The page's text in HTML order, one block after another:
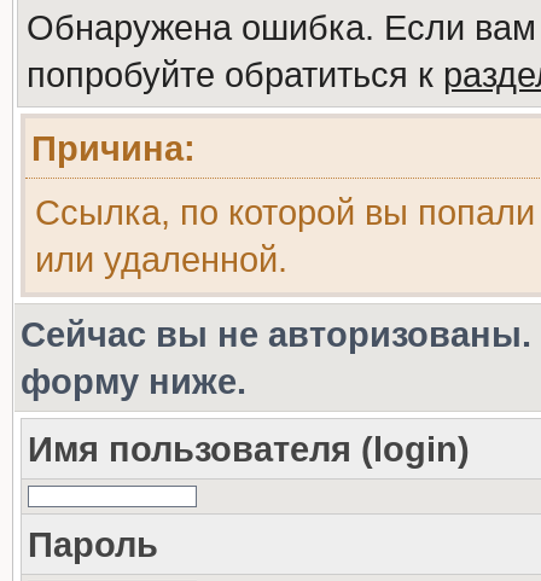
Обнаружена ошибка. Если
попробуйте обратиться к
Причина:
Ссылка, по которой вы
или удаленной.
Сейчас вы не авторизованы.
форму ниже.
Имя пользователя (login)
Пароль